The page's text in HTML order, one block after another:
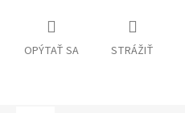
OPÝTAŤ SA STRÁŽIŤ